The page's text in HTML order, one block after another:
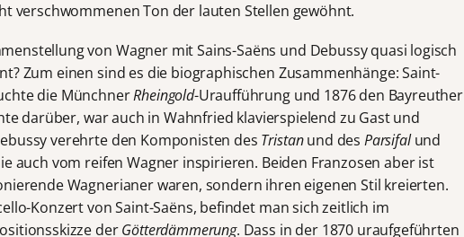
verschwommenen Ton der lauten Stellen gewöhnt.
von Wagner mit Sains-Saëns und Debussy quasi logisch
Zum einen sind es die biographischen Zusammenhänge: Saint-
die MünchnerRheingold-Uraufführung und 1876 den Bayreuther
darüber, war auch in Wahnfried klavierspielend zu Gast und
verehrte den Komponisten des Tristanund des Parsifalund
auch vom reifen Wagner inspirieren. Beiden Franzosen aber ist
Wagnerianer waren, sondern ihren eigenen Stil kreierten.
Konzert von Saint-Saëns, befindet man sich zeitlich im
derGötterdämmerung. Dass in der 1870 uraufgeführten